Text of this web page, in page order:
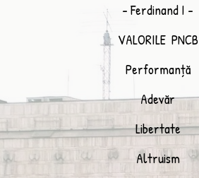
- Ferdinand I -
VALORILE PNCB
Performanță
Adevăr
Libertate
Altruism